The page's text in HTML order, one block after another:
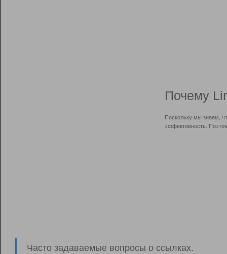
Почему
Поскольку мы знаем,
эффективность.
Часто задаваемые вопросы о ссылках.